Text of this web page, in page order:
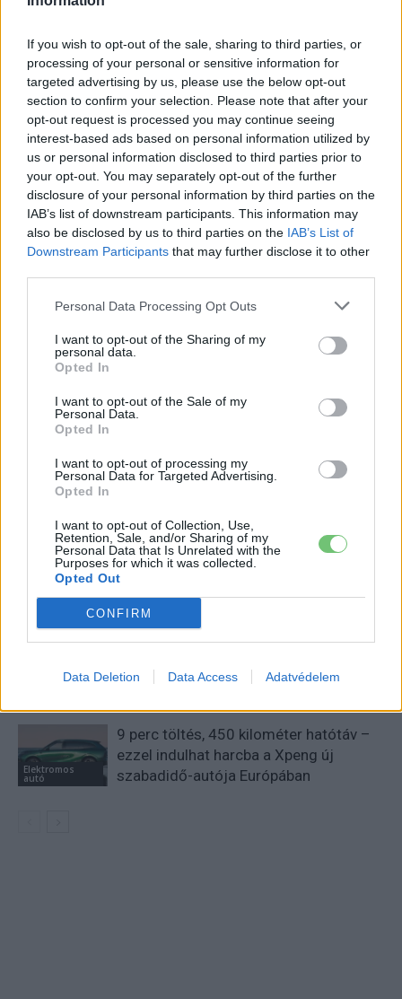
If you wish to opt-out of the sale, sharing to third parties, or
processing of your personal or sensitive information for
targeted advertising by us, please use the below opt-out
section to confirm your selection. Please note that after your
opt-out request is processed you may continue seeing
interest-based ads based on personal information utilized by
us or personal information disclosed to third parties prior to
your opt-out. You may separately opt-out of the further
disclosure of your personal information by third parties on the
IAB’s list of downstream participants. This information may
also be disclosed by us to third parties on the IAB’s List of
Downstream Participants that may further disclose it to other
Personal Data Processing Opt Outs
I want to opt-out of the Sharing of my
personal data.
Opted In
I want to opt-out of the Sale of my
Personal Data.
Opted In
I want to opt-out of processing my
Personal Data for Targeted Advertising.
Opted In
I want to opt-out of Collection, Use,
Retention, Sale, and/or Sharing of my
Personal Data that Is Unrelated with the
Purposes for which it was collected.
Opted Out
CONFIRM
Data Deletion Data Access Adatvédelem
tartalmakért!
›
CÍMKÉK elektromos áruszállító Elektromos autó
Opel
Opel Movano
Elektromos
Kína szigorú határt szabott: legfeljebb
5% lehet a hiba az elektromos autók
akkumulátor-kijelzőjén
Elektromos
A Leapmotor átlépte a 100 ezres
álomhatárt, és lekörözte a Changant
Elektromos
autó
9 perc töltés, 450 kilométer hatótáv –
ezzel indulhat harcba a Xpeng új
szabadidő-autója Európában